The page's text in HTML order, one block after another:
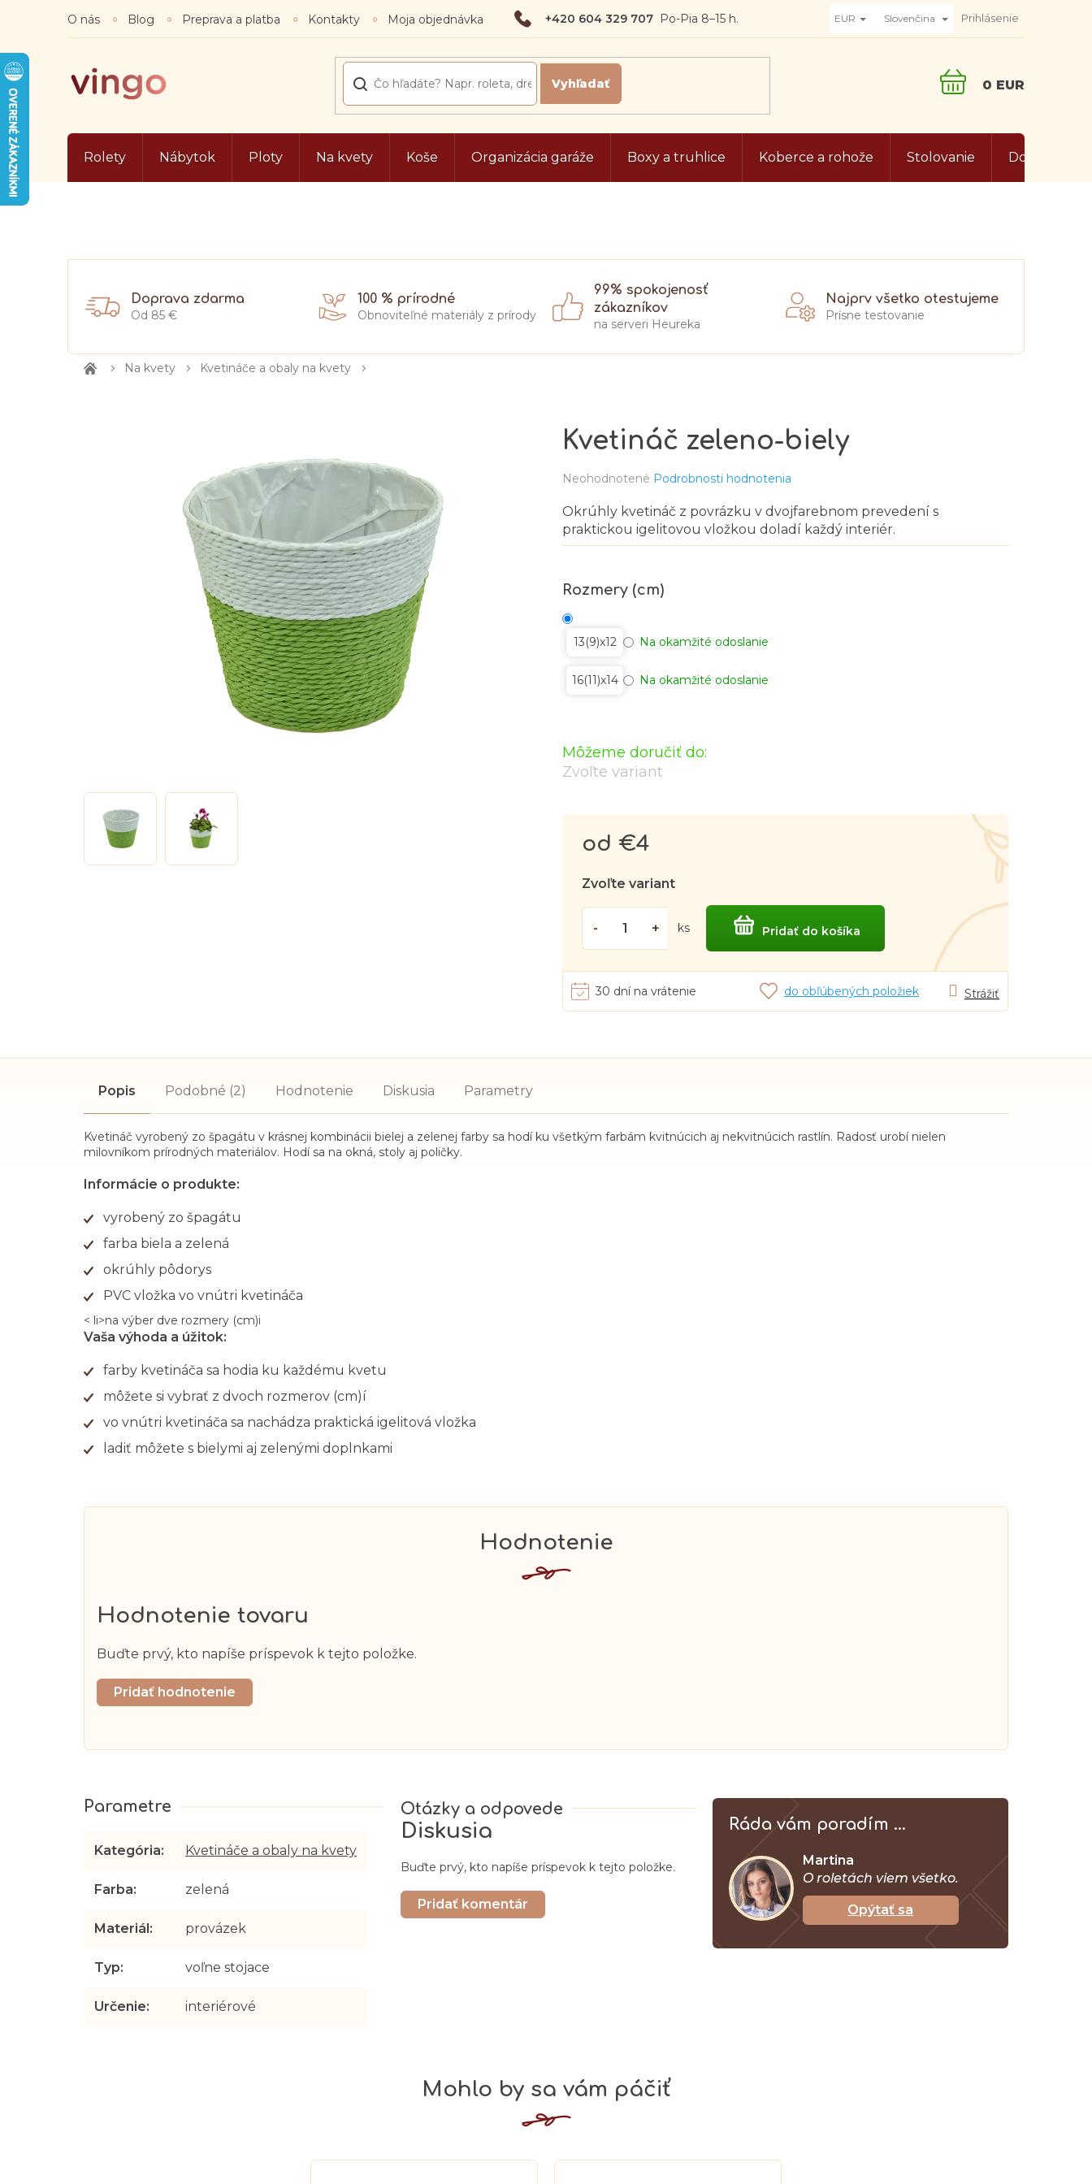
+420 604 329 707
O nás Blog Preprava a platba Kontakty Moja objednávka EUR Slovenčina Prihlásenie
NÁKUPNÝ
Rolety Nábytok Ploty Na kvety Koše Organizácia garáže Boxy a truhlice Koberce a rohože Stolovanie Doplnky do
Doprava zdarma
Od 85 €
100 % prírodné
Obnoviteľné materiály z prírody
99% spokojenosť
zákazníkov
na serveri Heureka
Najprv všetko otestujeme
Prísne testovanie
DomovNa kvety Kvetináče a obaly na kvety
Rozmery (cm)
13(9)x12 Na okamžité odoslanie
16(11)x14 Na okamžité odoslanie
Môžeme doručiť do:
Zvoľte variant
Okrúhly kvetináč z povrázku v dvojfarebnom prevedení s
praktickou igelitovou vložkou doladí každý interiér.
Kvetináč zeleno-biely
Priemerné
produktu
je
0,0
hviezdičiek.
Neohodnotené Podrobnosti hodnotenia
od €4
Zvoľte variant
Pridať do košíka
ks
30 dní na vrátenie do obľúbených položiek Strážiť
Popis Podobné (2) Hodnotenie Diskusia Parametry
Kvetináč vyrobený zo špagátu v krásnej kombinácii bielej a zelenej farby sa hodí ku všetkým farbám kvitnúcich aj nekvitnúcich rastlín. Radosť urobí nielen
milovníkom prírodných materiálov. Hodí sa na okná, stoly aj poličky.
Informácie o produkte:
vyrobený zo špagátu
farba biela a zelená
okrúhly pôdorys
PVC vložka vo vnútri kvetináča
< li>na výber dve rozmery (cm)i
Vaša výhoda a úžitok:
farby kvetináča sa hodia ku každému kvetu
môžete si vybrať z dvoch rozmerov (cm)í
vo vnútri kvetináča sa nachádza praktická igelitová vložka
ladiť môžete s bielymi aj zelenými doplnkami
Hodnotenie tovaru
Buďte prvý, kto napíše príspevok k tejto položke.
Pridať hodnotenie
Diskusia
Buďte prvý, kto napíše príspevok k tejto položke.
Pridať komentár
Kategória: Kvetináče a obaly na kvety
Farba: zelená
Materiál: provázek
Typ: voľne stojace
Určenie: interiérové
Ráda vám poradím ...
Martina
O roletách viem všetko.
Opýtať sa